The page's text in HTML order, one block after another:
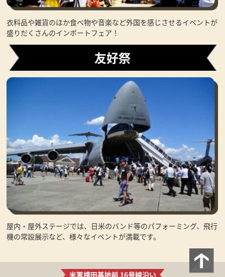
衣料品や雑貨のほか食べ物や音楽など外国を感じさせるイベントが
盛りだくさんのインポートフェア！
友好祭
屋内・屋外ステージでは、日米のバンド等のパフォーミング、飛行
機の常設展示など、様々なイベントが満載です。